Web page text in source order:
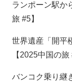
ランポーン駅か
旅 #5】
世界遺産「開平
【2025中国の旅
バンコク乗り継